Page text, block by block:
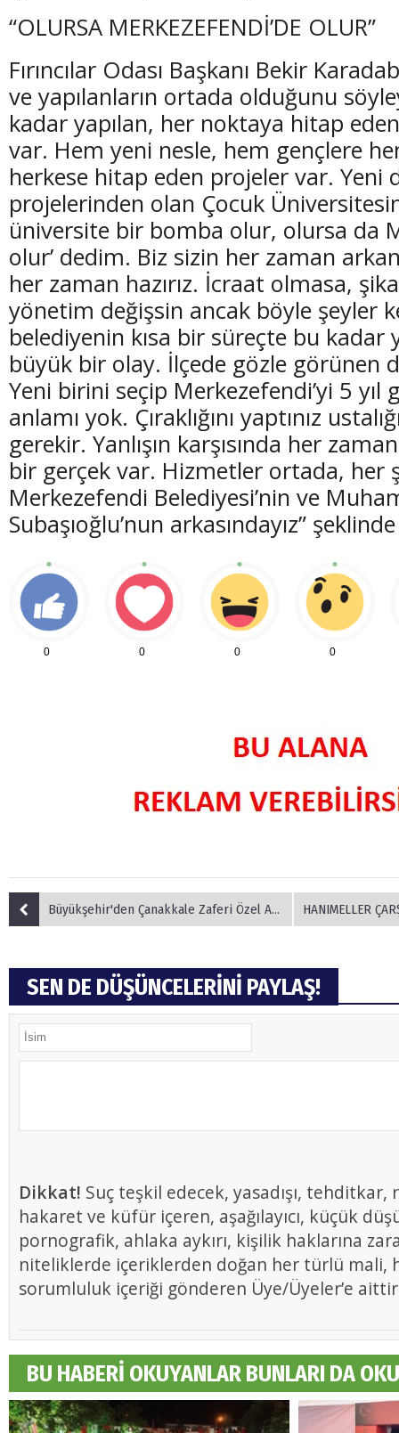
“OLURSA MERKEZEFENDİ’DE OLUR”
Fırıncılar Odası Başkanı Bekir
ve yapılanların ortada olduğunu
kadar yapılan, her noktaya hitap
var. Hem yeni nesle, hem gençlere
herkese hitap eden projeler var. Yeni
projelerinden olan Çocuk
üniversite bir bomba olur, olursa da
olur’ dedim. Biz sizin her zaman
her zaman hazırız. İcraat olmasa,
yönetim değişsin ancak böyle şeyler
belediyenin kısa bir süreçte bu kadar
büyük bir olay. İlçede gözle görünen
Yeni birini seçip Merkezefendi’yi 5
anlamı yok. Çıraklığını yaptınız
gerekir. Yanlışın karşısında her
bir gerçek var. Hizmetler ortada, her
Merkezefendi Belediyesi’nin ve
Subaşıoğlu’nun arkasındayız”
0 0 0 0
Büyükşehir'den Çanakkale Zaferi Özel Anma Konseri HANIMELLER ÇARŞISI
SEN DE DÜŞÜNCELERİNİ PAYLAŞ!
Dikkat! Suç teşkil edecek, yasadışı, tehditkar,
hakaret ve küfür içeren, aşağılayıcı, küçük
pornografik, ahlaka aykırı, kişilik haklarına
niteliklerde içeriklerden doğan her türlü mali,
sorumluluk içeriği gönderen Üye/Üyeler’e
BU HABERİ OKUYANLAR BUNLARI DA